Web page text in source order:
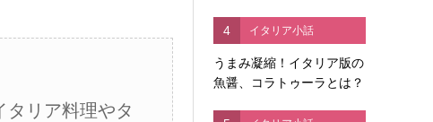
リア料理やタ
4 イタリア小話
うまみ凝縮！イタリア版の
魚醤、コラトゥーラとは？